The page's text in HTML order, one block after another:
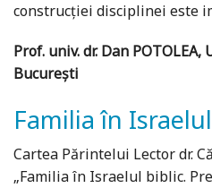
construcției disciplinei este
Prof. univ. dr. Dan
București
Familia în
Cartea Părintelui Lector dr.
„Familia în Israelul biblic.